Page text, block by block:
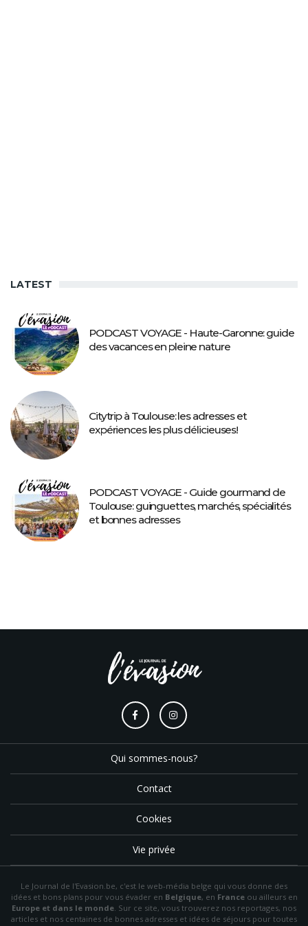
LATEST
PODCAST VOYAGE - Haute-Garonne: guide
des vacances en pleine nature
Citytrip à Toulouse: les adresses et
expériences les plus délicieuses!
PODCAST VOYAGE - Guide gourmand de
Toulouse: guinguettes, marchés, spécialités
et bonnes adresses
Qui sommes-nous?
Contact
Cookies
Vie privée
Le Journal de l'Evasion.be, c'est le web-média belge qui vous donne des
idées et bons plans pour vous évader en Belgique, en Franceou ailleurs en
Europe et dans le monde. Sur ce site, vous trouverez nos reportages, nos
articles et nos centaines de bonnes adresses et idées de séjours pour toutes